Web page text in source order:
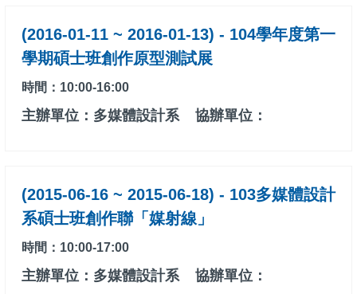
(2016-01-11 ~ 2016-01-13) - 104學年度第一
學期碩士班創作原型測試展
時間：10:00-16:00
主辦單位：多媒體設計系 協辦單位：
(2015-06-16 ~ 2015-06-18) - 103多媒體設計
系碩士班創作聯「媒射線」
時間：10:00-17:00
主辦單位：多媒體設計系 協辦單位：